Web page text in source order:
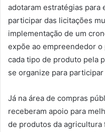
adotaram estratégias para
participar das licitações
implementação de um
expõe ao empreendedor
cada tipo de produto pela
se organize para
Já na área de compras
receberam apoio para
de produtos da agricultura